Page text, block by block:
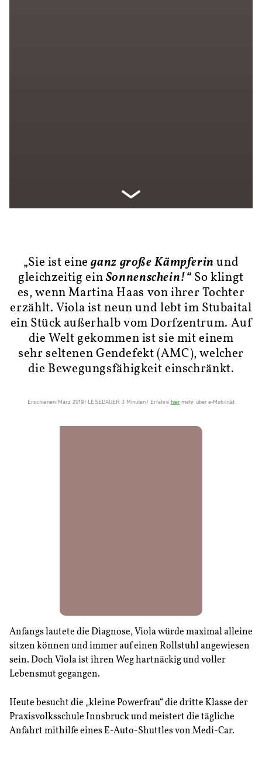
„Sie ist eineganz große Kämpferin und
gleichzeitig ein Sonnenschein!“ So klingt
es, wenn Martina Haas von ihrer Tochter
erzählt. Viola ist neun und lebt im Stubaital
ein Stück außerhalb vom Dorfzentrum. Auf
die Welt gekommen ist sie mit einem
sehr seltenen Gendefekt (AMC), welcher
die Bewegungsfähigkeit einschränkt.
Erschienen: März 2019 / LESEDAUER: 3 Minuten / Erfahre hiermehr über e-Mobilität
Anfangs lautete die Diagnose, Viola würde maximal alleine
sitzen können und immer auf einen Rollstuhl angewiesen
sein. Doch Viola ist ihren Weg hartnäckig und voller
Lebensmut gegangen.
Heute besucht die „kleine Powerfrau“ die dritte Klasse der
Praxisvolksschule Innsbruck und meistert die tägliche
Anfahrt mithilfe eines E-Auto-Shuttles von Medi-Car.